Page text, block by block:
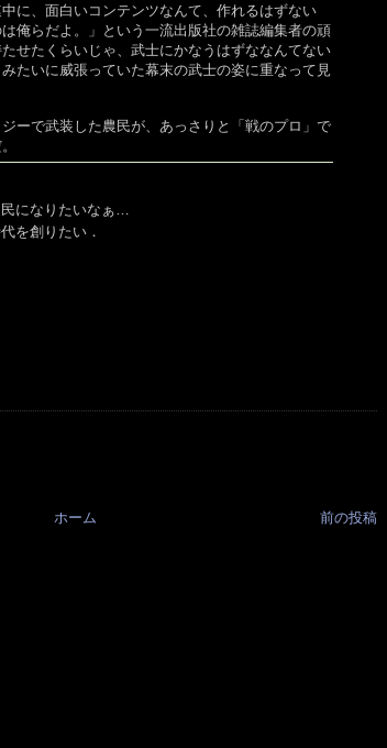
中に、面白いコンテンツなんて、作れるはずない
俺らだよ。」という一流出版社の雑誌編集者の頑
せたくらいじゃ、武士にかなうはずななんてない
たいに威張っていた幕末の武士の姿に重なって見
ーで武装した農民が、あっさりと「戦のプロ」で
になりたいなぁ…
を創りたい．
前の投稿
ホーム